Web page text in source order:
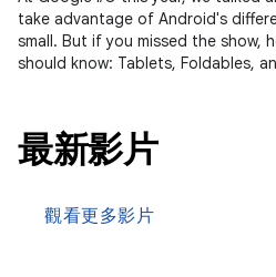
take advantage of Android's
small. But if you missed the show,
should know: Tablets, Foldables,
最新影片
觀看更多影片